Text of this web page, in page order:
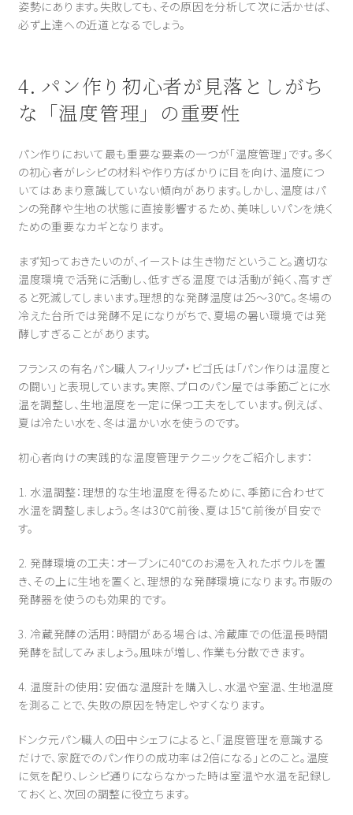
姿勢にあります。失敗しても、その原因を分析して次に活かせば、
必ず上達への近道となるでしょう。
4. パン作り初心者が見落としがち
な「温度管理」の重要性
パン作りにおいて最も重要な要素の一つが「温度管理」です。多く
の初心者がレシピの材料や作り方ばかりに目を向け、温度につ
いてはあまり意識していない傾向があります。しかし、温度はパ
ンの発酵や生地の状態に直接影響するため、美味しいパンを焼く
ための重要なカギとなります。
まず知っておきたいのが、イーストは生き物だということ。適切な
温度環境で活発に活動し、低すぎる温度では活動が鈍く、高すぎ
ると死滅してしまいます。理想的な発酵温度は25〜30℃。冬場の
冷えた台所では発酵不足になりがちで、夏場の暑い環境では発
酵しすぎることがあります。
フランスの有名パン職人フィリップ・ビゴ氏は「パン作りは温度と
の闘い」と表現しています。実際、プロのパン屋では季節ごとに水
温を調整し、生地温度を一定に保つ工夫をしています。例えば、
夏は冷たい水を、冬は温かい水を使うのです。
初心者向けの実践的な温度管理テクニックをご紹介します：
1. 水温調整：理想的な生地温度を得るために、季節に合わせて
水温を調整しましょう。冬は30℃前後、夏は15℃前後が目安で
す。
2. 発酵環境の工夫：オーブンに40℃のお湯を入れたボウルを置
き、その上に生地を置くと、理想的な発酵環境になります。市販の
発酵器を使うのも効果的です。
3. 冷蔵発酵の活用：時間がある場合は、冷蔵庫での低温長時間
発酵を試してみましょう。風味が増し、作業も分散できます。
4. 温度計の使用：安価な温度計を購入し、水温や室温、生地温度
を測ることで、失敗の原因を特定しやすくなります。
ドンク元パン職人の田中シェフによると、「温度管理を意識する
だけで、家庭でのパン作りの成功率は2倍になる」とのこと。温度
に気を配り、レシピ通りにならなかった時は室温や水温を記録し
ておくと、次回の調整に役立ちます。